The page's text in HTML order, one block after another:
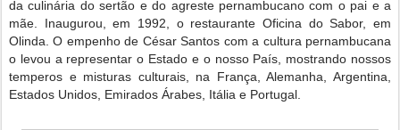
da culinária do sertão e do agreste pernambucano com o pai e a
mãe. Inaugurou, em 1992, o restaurante Oficina do Sabor, em
Olinda. O empenho de César Santos com a cultura pernambucana
o levou a representar o Estado e o nosso País, mostrando nossos
temperos e misturas culturais, na França, Alemanha, Argentina,
Estados Unidos, Emirados Árabes, Itália e Portugal.